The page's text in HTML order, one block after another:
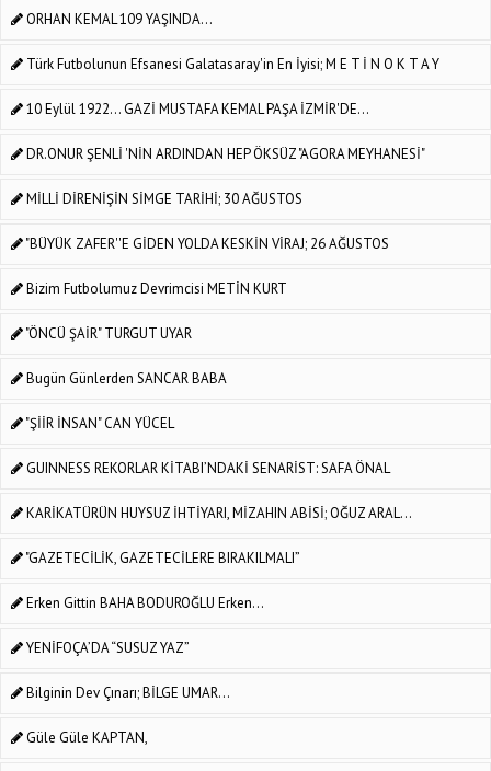
ORHAN KEMAL 109 YAŞINDA...
Türk Futbolunun Efsanesi Galatasaray'in En İyisi; M E T İ N O K T A Y
10 Eylül 1922... GAZİ MUSTAFA KEMAL PAŞA İZMİR'DE...
DR.ONUR ŞENLİ 'NİN ARDINDAN HEP ÖKSÜZ "AGORA MEYHANESİ"
MİLLİ DİRENİŞİN SİMGE TARİHİ; 30 AĞUSTOS
"BÜYÜK ZAFER''E GİDEN YOLDA KESKİN VİRAJ; 26 AĞUSTOS
Bizim Futbolumuz Devrimcisi METİN KURT
"ÖNCÜ ŞAİR" TURGUT UYAR
Bugün Günlerden SANCAR BABA
"ŞİİR İNSAN" CAN YÜCEL
GUINNESS REKORLAR KİTABI’NDAKİ SENARİST: SAFA ÖNAL
KARİKATÜRÜN HUYSUZ İHTİYARI, MİZAHIN ABİSİ; OĞUZ ARAL...
"GAZETECİLİK, GAZETECİLERE BIRAKILMALI”
Erken Gittin BAHA BODUROĞLU Erken...
YENİFOÇA’DA “SUSUZ YAZ”
Bilginin Dev Çınarı; BİLGE UMAR...
Güle Güle KAPTAN,